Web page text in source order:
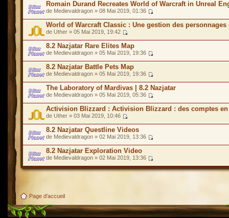
Romain Durand Recreates World of Warcraft in Unreal
de Medievaldragon » 08 Mai 2019, 01:36
World of Warcraft Classic : Une gestion des
de Uther » 05 Mai 2019, 19:42
8.2 Nazjatar Rare Elites Map
de Medievaldragon » 05 Mai 2019, 19:36
8.2 Nazjatar Battle Pets Map
de Medievaldragon » 05 Mai 2019, 19:36
The Laboratory of Mardivas | 8.2 Nazjatar
de Medievaldragon » 05 Mai 2019, 05:36
Activision Blizzard : Activision Blizzard : des comptes
de Uther » 03 Mai 2019, 10:46
8.2 Nazjatar Questline Videos
de Medievaldragon » 02 Mai 2019, 13:36
8.2 Nazjatar Exploration Video
de Medievaldragon » 02 Mai 2019, 13:36
Page d'accueil